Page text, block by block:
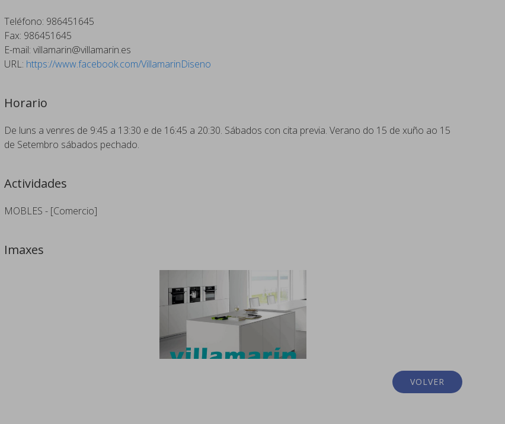
Teléfono: 986451645
Fax: 986451645
E-mail: villamarin@villamarin.es
URL: https://www.facebook.com/VillamarinDiseno
Horario
De luns a venres de 9:45 a 13:30 e de 16:45 a 20:30. Sábados con cita previa. Verano do 15 de xuño ao 15
de Setembro sábados pechado.
Actividades
MOBLES - [Comercio]
Imaxes
VOLVER